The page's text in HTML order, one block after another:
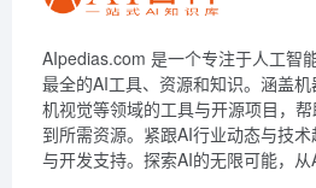
AIpedias.com 是一个专注于人工智
最全的AI工具、资源和知识。涵盖
机视觉等领域的工具与开源项目，
到所需资源。紧跟AI行业动态与技
与开发支持。探索AI的无限可能，从